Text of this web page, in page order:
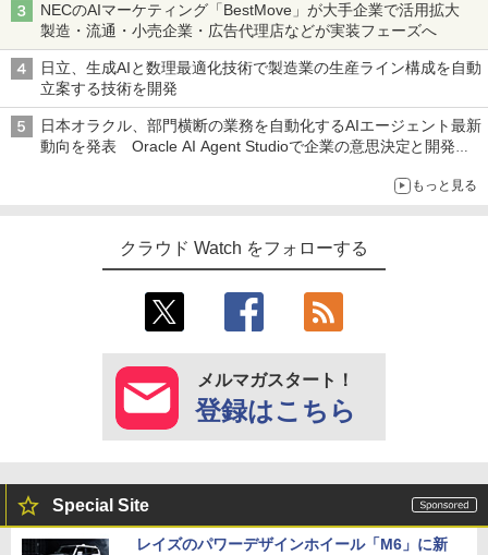
NECのAIマーケティング「BestMove」が大手企業で活用拡大
製造・流通・小売企業・広告代理店などが実装フェーズへ
日立、生成AIと数理最適化技術で製造業の生産ライン構成を自動
立案する技術を開発
日本オラクル、部門横断の業務を自動化するAIエージェント最新
動向を発表 Oracle AI Agent Studioで企業の意思決定と開発を
もっと見る
クラウド Watch をフォローする
メルマガスタート！
登録はこちら
Special Site
レイズのパワーデザインホイール「M6」に新